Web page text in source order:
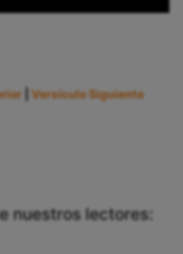
Versículo Siguiente
nuestros lectores: